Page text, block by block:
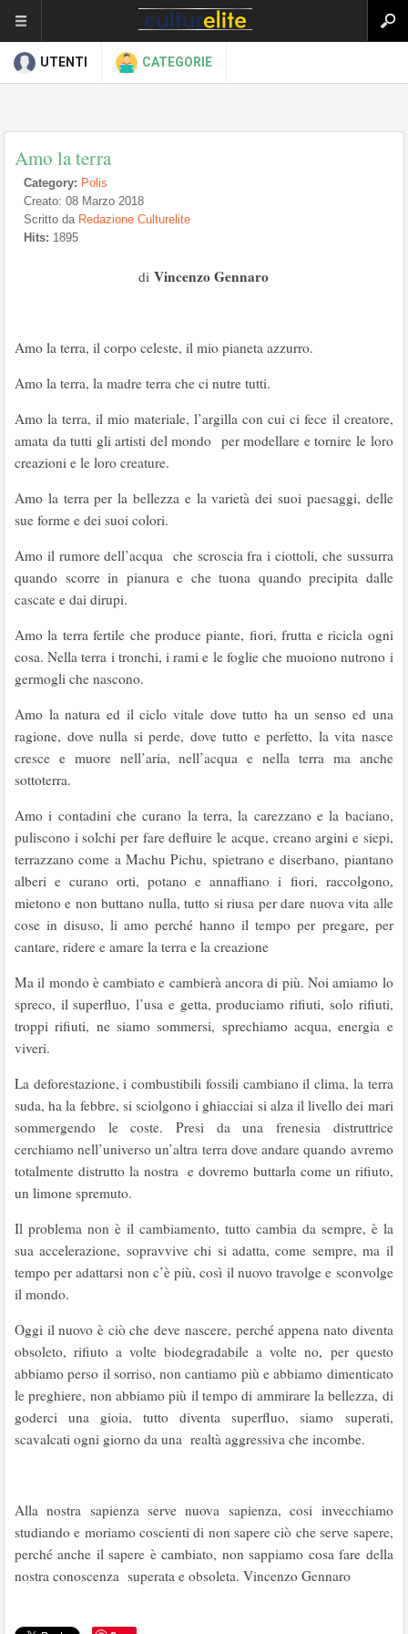
UTENTI CATEGORIE
Amo la terra
Category: Polis
Creato: 08 Marzo 2018
Scritto da Redazione Culturelite
Hits: 1895
diVincenzo Gennaro
Amo la terra, il corpo celeste, il mio pianeta azzurro.
Amo la terra, la madre terra che ci nutre tutti.
Amo la terra, il mio materiale, l’argilla con cui ci fece il creatore,
amata da tutti gli artisti del mondo per modellare e tornire le loro
creazioni e le loro creature.
Amo la terra per la bellezza e la varietà dei suoi paesaggi, delle
sue forme e dei suoi colori.
Amo il rumore dell’acqua che scroscia fra i ciottoli, che sussurra
quando scorre in pianura e che tuona quando precipita dalle
cascate e dai dirupi.
Amo la terra fertile che produce piante, fiori, frutta e ricicla ogni
cosa. Nella terra i tronchi, i rami e le foglie che muoiono nutrono i
germogli che nascono.
Amo la natura ed il ciclo vitale dove tutto ha un senso ed una
ragione, dove nulla si perde, dove tutto e perfetto, la vita nasce
cresce e muore nell’aria, nell’acqua e nella terra ma anche
sottoterra.
Amo i contadini che curano la terra, la carezzano e la baciano,
puliscono i solchi per fare defluire le acque, creano argini e siepi,
terrazzano come a Machu Pichu, spietrano e diserbano, piantano
alberi e curano orti, potano e annaffiano i fiori, raccolgono,
mietono e non buttano nulla, tutto si riusa per dare nuova vita alle
cose in disuso, li amo perché hanno il tempo per pregare, per
cantare, ridere e amare la terra e la creazione
Ma il mondo è cambiato e cambierà ancora di più. Noi amiamo lo
spreco, il superfluo, l’usa e getta, produciamo rifiuti, solo rifiuti,
troppi rifiuti, ne siamo sommersi, sprechiamo acqua, energia e
viveri.
La deforestazione, i combustibili fossili cambiano il clima, la terra
suda, ha la febbre, si sciolgono i ghiacciai si alza il livello dei mari
sommergendo le coste. Presi da una frenesia distruttrice
cerchiamo nell’universo un’altra terra dove andare quando avremo
totalmente distrutto la nostra e dovremo buttarla come un rifiuto,
un limone spremuto.
Il problema non è il cambiamento, tutto cambia da sempre, è la
sua accelerazione, sopravvive chi si adatta, come sempre, ma il
tempo per adattarsi non c’è più, così il nuovo travolge e sconvolge
il mondo.
Oggi il nuovo è ciò che deve nascere, perché appena nato diventa
obsoleto, rifiuto a volte biodegradabile a volte no, per questo
abbiamo perso il sorriso, non cantiamo più e abbiamo dimenticato
le preghiere, non abbiamo più il tempo di ammirare la bellezza, di
goderci una gioia, tutto diventa superfluo, siamo superati,
scavalcati ogni giorno da una realtà aggressiva che incombe.
Alla nostra sapienza serve nuova sapienza, cosi invecchiamo
studiando e moriamo coscienti di non sapere ciò che serve sapere,
perché anche il sapere è cambiato, non sappiamo cosa fare della
nostra conoscenza superata e obsoleta. Vincenzo Gennaro